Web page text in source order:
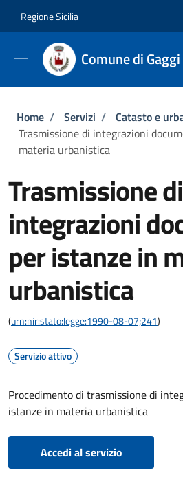
Regione Sicilia
Comune di Gaggi
Briciole di pane
Home / Servizi / Catasto e
Trasmissione di integrazioni
materia urbanistica
Trasmissione di
integrazioni
per istanze in
urbanistica
(urn:nir:stato:legge:1990-08-07;241)
Servizio attivo
Procedimento di trasmissione di
istanze in materia urbanistica
Accedi al servizio